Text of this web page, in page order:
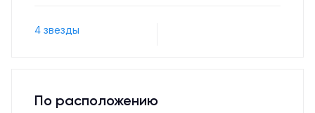
4 звезды
По расположению